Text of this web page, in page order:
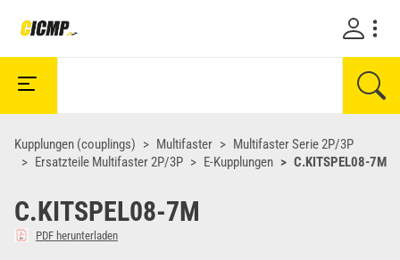
Kupplungen (couplings) Multifaster
Multifaster Serie 2P/3P
Ersatzteile Multifaster 2P/3P
E-Kupplungen C.KITSPEL08-7M
C.KITSPEL08-7M
PDF herunterladen